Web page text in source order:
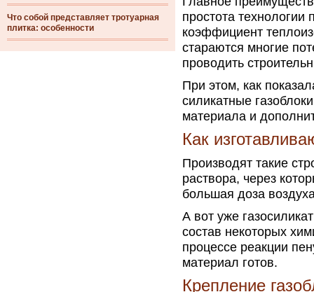
Что собой представляет тротуарная
плитка: особенности
простота технологии
коэффициент
стараются многие
проводить
При этом, как
силикатные
материала и
Как
Производят такие
раствора, через
большая доза
А вот уже
состав некоторых
процессе реакции
материал готов.
Крепление